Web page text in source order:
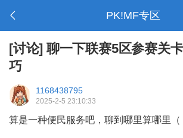
PK!MF专区
[讨论] 聊一下联赛5区参赛关
巧
1168438795
2025-2-5 23:10:33
算是一种便民服务吧，聊到哪里算哪里（